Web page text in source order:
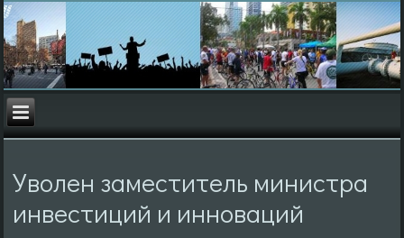
Уволен заместитель министра
инвестиций и инноваций